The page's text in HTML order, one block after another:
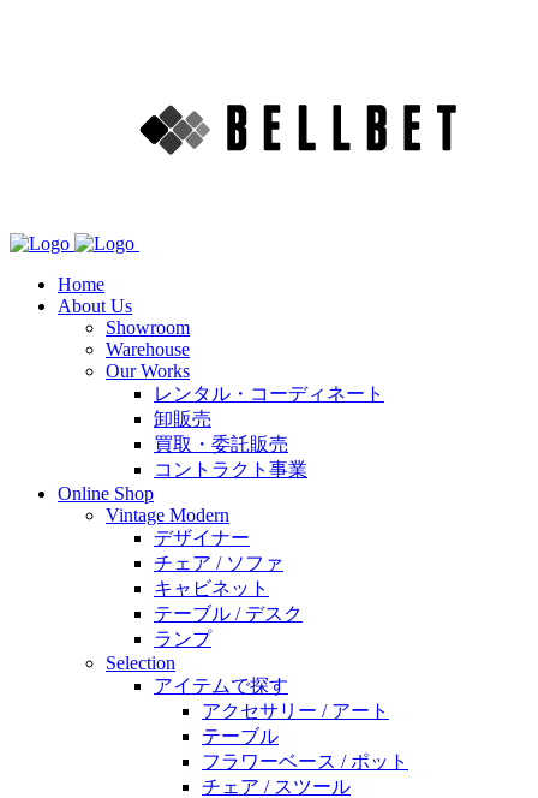
Home
About Us
Showroom
Warehouse
Our Works
レンタル・コーディネート
卸販売
買取・委託販売
コントラクト事業
Online Shop
Vintage Modern
デザイナー
チェア / ソファ
キャビネット
テーブル / デスク
ランプ
Selection
アイテムで探す
アクセサリー / アート
テーブル
フラワーベース / ポット
チェア / スツール